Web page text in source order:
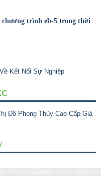
chương trình eb-5 trong thời